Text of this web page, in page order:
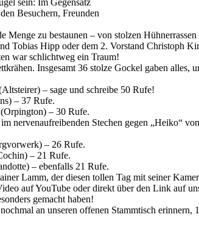
sein: Im Gegensatz
Besuchern, Freunden
Menge zu bestaunen – von stolzen
Tobias Hipp oder dem 2. Vorstand Christoph
war schlichtweg ein Traum!
Insgesamt 36 stolze Gockel gaben alles,
– sage und schreibe 50 Rufe!
– 37 Rufe.
– 30 Rufe.
nervenaufreibenden Stechen gegen „Heiko“
– 26 Rufe.
– 21 Rufe.
– ebenfalls 21 Rufe.
Lamm, der diesen tollen Tag mit seiner
auf YouTube oder direkt über den Link auf
gemacht haben!
an unseren offenen Stammtisch